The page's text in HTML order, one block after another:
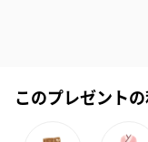
このプレゼント